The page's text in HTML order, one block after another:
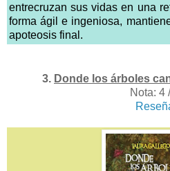
entrecruzan sus vidas en una
forma ágil e ingeniosa,
apoteosis final.
3. Donde los árboles
Nota: 4